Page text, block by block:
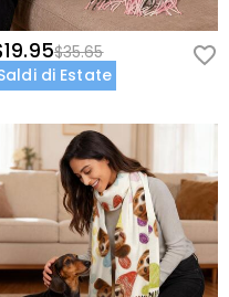
$35.65
di Estate